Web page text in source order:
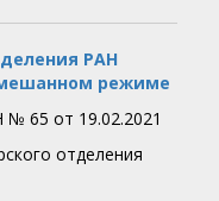
РАН
режиме
65 от 19.02.2021
отделения